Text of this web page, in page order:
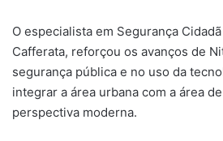
O especialista em Segurança
Cafferata, reforçou os avanços de
segurança pública e no uso da
integrar a área urbana com a área
perspectiva moderna.